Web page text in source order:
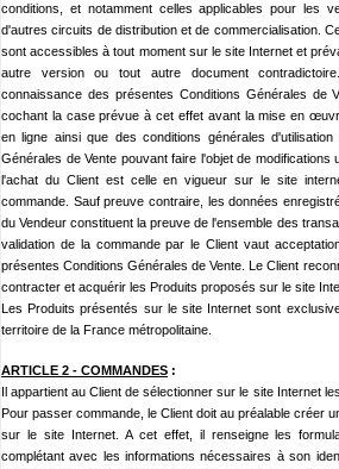
conditions, et notamment celles applicables pour les
d'autres circuits de distribution et de commercialisation.
sont accessibles à tout moment sur le site Internet et
autre version ou tout autre document
connaissance des présentes Conditions Générales de
cochant la case prévue à cet effet avant la mise en
en ligne ainsi que des conditions générales d'utilisation
Générales de Vente pouvant faire l'objet de modifications
l'achat du Client est celle en vigueur sur le site
commande. Sauf preuve contraire, les données
du Vendeur constituent la preuve de l'ensemble des
validation de la commande par le Client vaut
présentes Conditions Générales de Vente. Le Client
contracter et acquérir les Produits proposés sur le site
Les Produits présentés sur le site Internet sont
territoire de la France métropolitaine.
ARTICLE 2 - COMMANDES :
Il appartient au Client de sélectionner sur le site Internet
Pour passer commande, le Client doit au préalable créer
sur le site Internet. A cet effet, il renseigne les
complétant avec les informations nécessaires à son